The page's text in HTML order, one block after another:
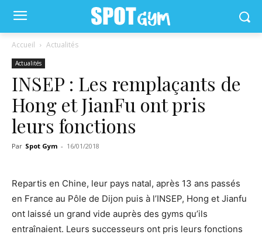
Accueil Actualités
Actualités
INSEP : Les remplaçants de
Hong et JianFu ont pris
leurs fonctions
Par Spot Gym - 16/01/2018
Repartis en Chine, leur pays natal, après 13 ans passés
en France au Pôle de Dijon puis à l’INSEP, Hong et Jianfu
ont laissé un grand vide auprès des gyms qu’ils
entraînaient. Leurs successeurs ont pris leurs fonctions